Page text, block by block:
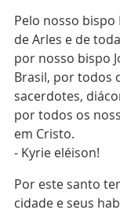
Pelo nosso
de Arles e de
por nosso bispo
Brasil, por todos
sacerdotes,
por todos os
em Cristo.
- Kyrie eléison!
Por este santo
cidade e seus